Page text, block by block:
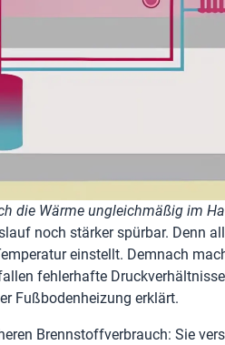
die Wärme ungleichmäßig im
noch stärker spürbar. Denn
einstellt. Demnach
fehlerhafte
Fußbodenheizung erklärt.
Brennstoffverbrauch: Sie